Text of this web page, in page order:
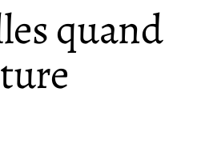
quand